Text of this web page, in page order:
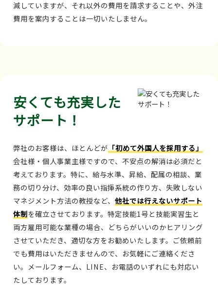
減していますが、それ以外の費用を請求することや、外注
費用を案内することは一切いたしません。
安くても充実した
サポート！
弊社のお客様は、ほとんどが 「初めて外国人を採用する」
会社様・個人事業主様ですので、不安点の解消は必須だと
考えております。特に、給与水準、昇給、配属の相談、業
務の切り分け、効率の良い指揮系統の作り方、失敗しない
マネジメント方法の教授など、 他社では行えないサポート
体制を確立させております。特定技能1号と技能実習生と
両方雇用可能な業種の場合、どちらがいいのかヒアリング
させていただき、適切な方をお勧めいたします。ご依頼前
でも費用はいただきませんので、お気軽にご連絡くださ
い。メールフォーム、LINE、お電話のいずれにも対応い
たしております。